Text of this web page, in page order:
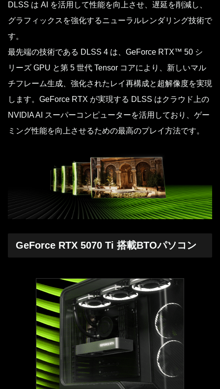
DLSS は AI を活用して性能を向上させ、遅延を削減し、
グラフィックスを強化するニューラルレンダリング技術で
す。
最先端の技術である DLSS 4 は、GeForce RTX™ 50 シ
リーズ GPU と第 5 世代 Tensor コアにより、新しいマル
チフレーム生成、強化されたレイ再構成と超解像度を実現
します。GeForce RTX が実現する DLSS はクラウド上の
NVIDIA AI スーパーコンピューターを活用しており、ゲー
ミング性能を向上させるための最高のプレイ方法です。
GeForce RTX 5070 Ti 搭載BTOパソコン